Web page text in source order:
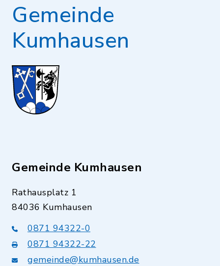
Gemeinde
Kumhausen
Gemeinde Kumhausen
Rathausplatz 1
84036 Kumhausen
0871 94322-0
0871 94322-22
gemeinde@kumhausen.de